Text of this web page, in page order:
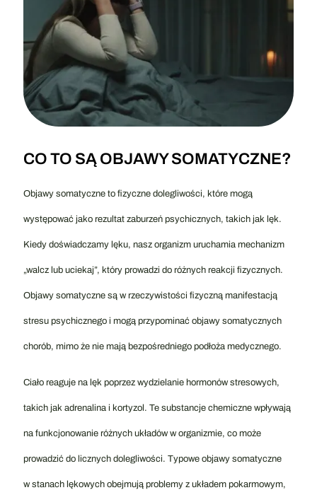
CO TO SĄ OBJAWY SOMATYCZNE?
Objawy somatyczne to fizyczne dolegliwości, które mogą
występować jako rezultat zaburzeń psychicznych, takich jak lęk.
Kiedy doświadczamy lęku, nasz organizm uruchamia mechanizm
„walcz lub uciekaj”, który prowadzi do różnych reakcji fizycznych.
Objawy somatyczne są w rzeczywistości fizyczną manifestacją
stresu psychicznego i mogą przypominać objawy somatycznych
chorób, mimo że nie mają bezpośredniego podłoża medycznego.
Ciało reaguje na lęk poprzez wydzielanie hormonów stresowych,
takich jak adrenalina i kortyzol. Te substancje chemiczne wpływają
na funkcjonowanie różnych układów w organizmie, co może
prowadzić do licznych dolegliwości. Typowe objawy somatyczne
w stanach lękowych obejmują problemy z układem pokarmowym,